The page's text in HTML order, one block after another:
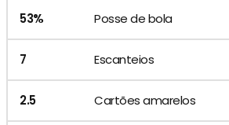
53% Posse de bola
7 Escanteios
2.5 Cartões amarelos